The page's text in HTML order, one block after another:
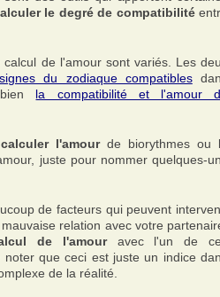
le degré de compatibilité
de l'amour sont variés. Les
du zodiaque compatibles
la compatibilité et l'amour
calculer l'amourde biorythmes ou
juste pour nommer quelques-
de facteurs qui peuvent
relation avec votre
de l'amouravec l'un de
que ceci est juste un indice
de la réalité.